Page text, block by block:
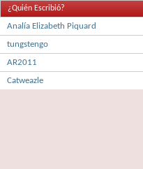
¿Quién Escribió?
Analía Elizabeth Piquard
tungstengo
AR2011
Catweazle